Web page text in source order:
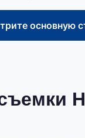
основную